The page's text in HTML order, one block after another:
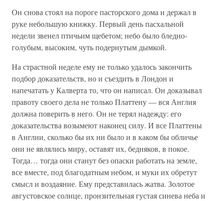
Он снова стоял на пороге пасторского дома и держал в
руке небольшую книжку. Первый день пасхальной
недели звенел птичьим щебетом; небо было бледно-
голубым, высоким, чуть подернутым дымкой.
На страстной неделе ему не только удалось закончить
подбор доказательств, но и съездить в Лондон и
напечатать у Калверта то, что он написал. Он доказывал
правоту своего дела не только Платтену — вся Англия
должна поверить в него. Он не терял надежду: его
доказательства возымеют наконец силу. И все Платтены
в Англии, сколько бы их ни было и в каком бы обличье
они не являлись миру, оставят их, бедняков, в покое.
Тогда… тогда они станут без опаски работать на земле,
все вместе, под благодатным небом, и муки их обретут
смысл и воздаяние. Ему представилась жатва. Золотое
августовское солнце, пронзительная густая синева неба и